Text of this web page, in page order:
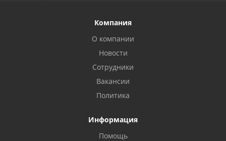
Компания
О компании
Новости
Сотрудники
Вакансии
Политика
Информация
Помощь